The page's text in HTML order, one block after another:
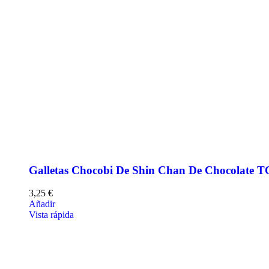
Galletas Chocobi De Shin Chan De Chocolate
3,25 €
Añadir
Vista rápida